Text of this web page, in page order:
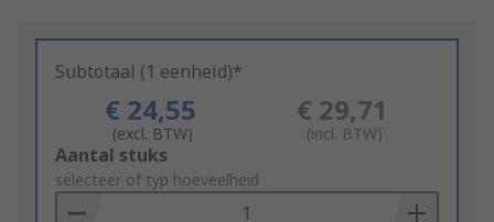
Subtotaal (1 eenheid)*
€ 24,55
(excl. BTW)
€ 29,71
(incl. BTW)
Add
to
Basket
Aantal stuks
selecteer of typ hoeveelheid